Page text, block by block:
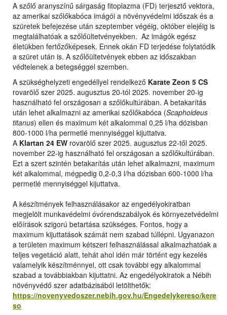
A szőlő aranyszínű sárgaság fitoplazma (FD) terjesztő vektora,
az amerikai szőlőkabóca imágói a növényvédelmi időszak és a
szüretek befejezése után szeptember végéig, október elejéig is
megtalálhatóak a szőlőültetvényekben. Az imágók egész
életükben fertőzőképesek. Ennek okán FD terjedése folytatódik
a szüret után is. A szőlőültetvények ebben az időszakban
védtelenek a betegséggel szemben.
A szükséghelyzeti engedéllyel rendelkező Karate Zeon 5 CS
rovarölő szer 2025. augusztus 20-tól 2025. november 20-ig
használható fel országosan a szőlőkultúrában. A betakarítás
után lehet alkalmazni az amerikai szőlőkabóca (Scaphoideus
titanus) ellen és maximum két alkalommal 0,25 l/ha dózisban
800-1000 l/ha permetlé mennyiséggel kijuttatva.
A Klartan 24 EW rovarölő szer 2025. augusztus 22-től 2025.
november 22-ig használható fel országosan a szőlőkultúrában.
Ezt a szert szintén betakarítás után lehet alkalmazni, maximum
két alkalommal, mégpedig 0,2-0,3 l/ha dózisban 600-1000 l/ha
permetlé mennyiséggel kijuttatva.
A készítmények felhasználásakor az engedélyokiratban
megjelölt munkavédelmi óvórendszabályok és környezetvédelmi
előírások szigorú betartása szükséges. Fontos, hogy a
maximum kijuttatások számát nem szabad túllépni. Ugyanazon
a területen maximum kétszeri felhasználással alkalmazhatóak a
teljes vegetáció alatt, tehát ahol idén már történt egy kezelés
valamelyik készítménnyel, ott csak további egy alkalommal
szabad a továbbiakban kijuttatni. Az engedélyokiratok a Nébih
növényvédő szer adatbázisából letölthetők:
https://novenyvedoszer.nebih.gov.hu/Engedelykereso/kere
so